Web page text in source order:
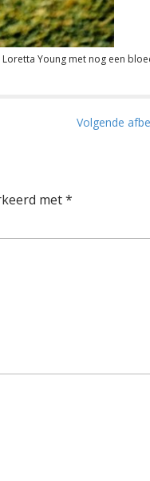
Loretta Young met nog een
Volgende
met*